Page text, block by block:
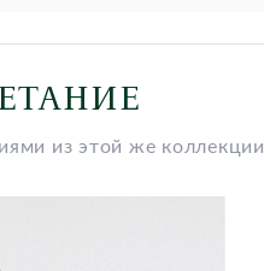
из этой же коллекции